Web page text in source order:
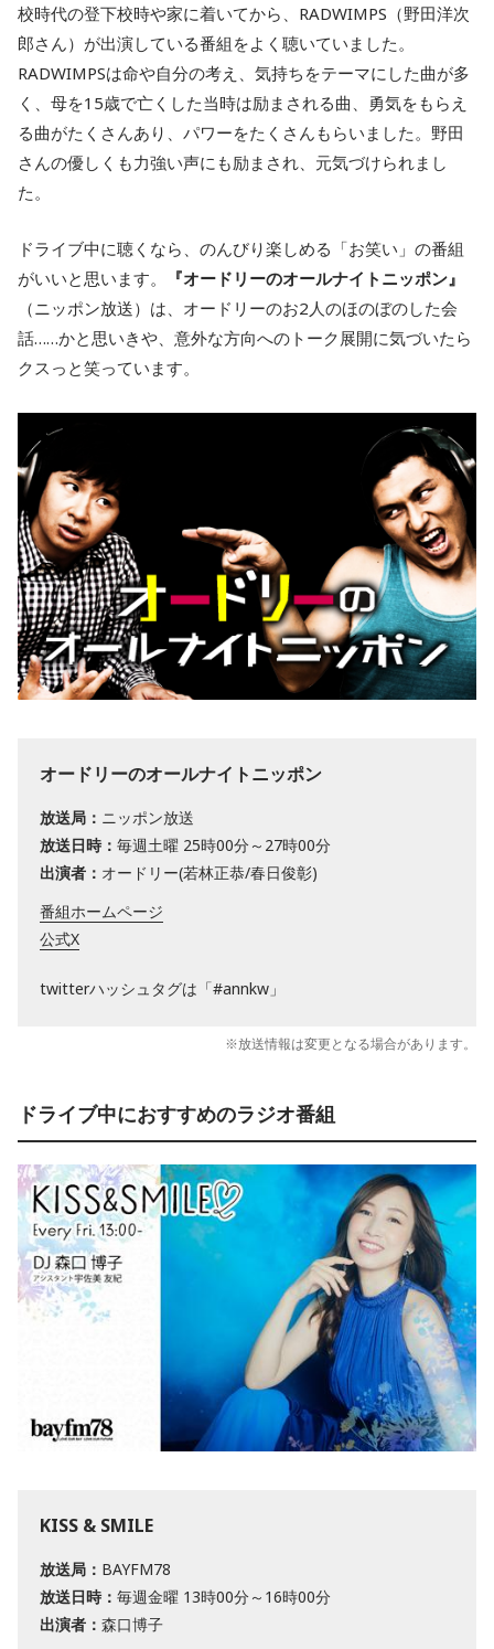
校時代の登下校時や家に着いてから、RADWIMPS（野田洋次
郎さん）が出演している番組をよく聴いていました。
RADWIMPSは命や自分の考え、気持ちをテーマにした曲が多
く、母を15歳で亡くした当時は励まされる曲、勇気をもらえ
る曲がたくさんあり、パワーをたくさんもらいました。野田
さんの優しくも力強い声にも励まされ、元気づけられまし
た。
ドライブ中に聴くなら、のんびり楽しめる「お笑い」の番組
がいいと思います。
『オードリーのオールナイトニッポン』
（ニッポン放送）は、オードリーのお2人のほのぼのした会
話……かと思いきや、意外な方向へのトーク展開に気づいたら
クスっと笑っています。
オードリーのオールナイトニッポン
放送局： ニッポン放送
放送日時： 毎週土曜 25時00分～27時00分
出演者： オードリー(若林正恭/春日俊彰)
番組ホームページ
公式X
twitterハッシュタグは「#annkw」
※放送情報は変更となる場合があります。
ドライブ中におすすめのラジオ番組
KISS & SMILE
放送局： BAYFM78
放送日時： 毎週金曜 13時00分～16時00分
出演者： 森口博子